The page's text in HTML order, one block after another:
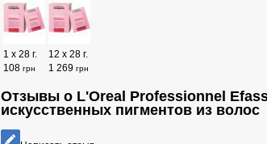
1 х 28 г.
108 грн
12 х 28 г.
1 269 грн
Отзывы о L'Oreal Professionnel
искусственных пигментов из волос